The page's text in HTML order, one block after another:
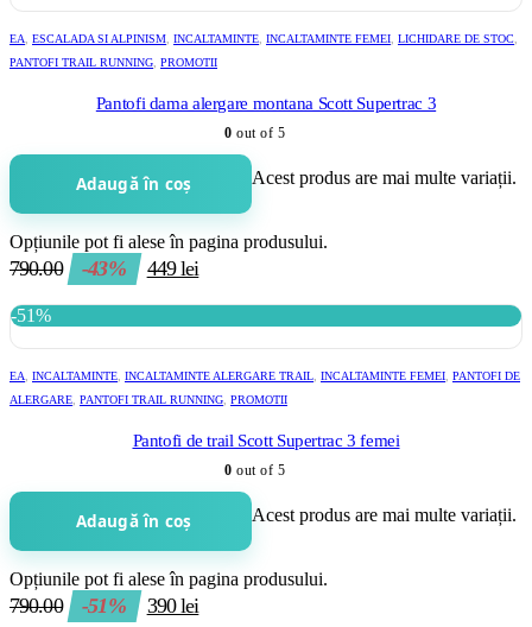
EA ESCALADA SI ALPINISM INCALTAMINTE INCALTAMINTE FEMEI LICHIDARE DE STOC
PANTOFI TRAIL RUNNING PROMOTII
Pantofi dama alergare montana Scott Supertrac 3
0 out of 5
Adaugă în coș Acest produs are mai multe variații.
Opțiunile pot fi alese în pagina produsului.
790.00 -43% 449lei
-51%
EA INCALTAMINTE INCALTAMINTE ALERGARE TRAIL INCALTAMINTE FEMEI PANTOFI DE
ALERGARE PANTOFI TRAIL RUNNING PROMOTII
Pantofi de trail Scott Supertrac 3 femei
0 out of 5
Adaugă în coș Acest produs are mai multe variații.
Opțiunile pot fi alese în pagina produsului.
790.00 -51% 390lei